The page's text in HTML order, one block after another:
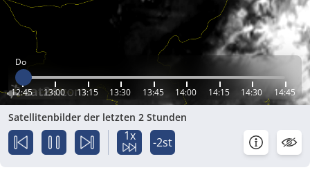
Do
12:45 13:00 13:15 13:30 13:45 14:00 14:15 14:30 14:45
Satellitenbilder der letzten 2 Stunden
1x -2st